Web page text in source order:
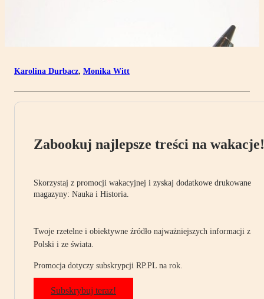
Karolina Durbacz, Monika Witt
Zabookuj najlepsze treści na wakacje!
Skorzystaj z promocji wakacyjnej i zyskaj dodatkowe drukowane
magazyny: Nauka i Historia.
Twoje rzetelne i obiektywne źródło najważniejszych informacji z
Polski i ze świata.
Promocja dotyczy subskrypcji RP.PL na rok.
Subskrybuj teraz!